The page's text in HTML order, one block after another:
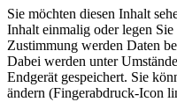
Sie möchten diesen Inhalt
Inhalt einmalig oder legen
Zustimmung werden Daten
Dabei werden unter
Endgerät gespeichert. Sie
ändern (Fingerabdruck-Icon